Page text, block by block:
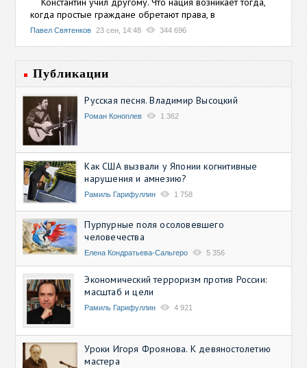
когда простые граждане обретают права, в
Павел Святенков 23 сен, 14:48 344 696
Публикации
Русская песня. Владимир Высоцкий
Роман Коноплев 1 362
Как США вызвали у Японии когнитивные
нарушения и амнезию?
Рамиль Гарифуллин 1 758
Пурпурные поля осоловевшего
человечества
Елена Кондратьева-Сальгеро 5 356
Экономический терроризм против России:
масштаб и цели
Рамиль Гарифуллин 4 921
Уроки Игоря Фроянова. К девяностолетию
мастера